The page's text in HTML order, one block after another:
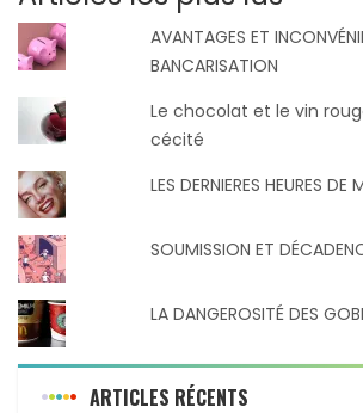
AVANTAGES ET
BANCARISATION
Le chocolat et le vin
cécité
LES DERNIERES HEURES
SOUMISSION ET
LA DANGEROSITÉ DES
ARTICLES RÉCENTS